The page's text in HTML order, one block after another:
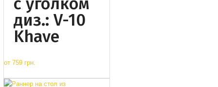
диз.: V-10
Khave
от 759 грн.